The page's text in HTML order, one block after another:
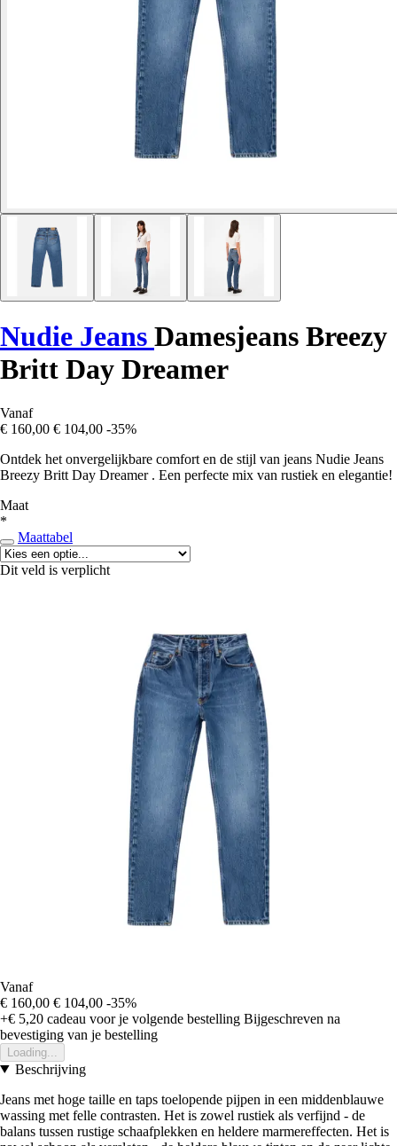
Nudie Jeans Damesjeans Breezy
Britt Day Dreamer
Vanaf
€ 160,00 € 104,00 -35%
Ontdek het onvergelijkbare comfort en de stijl van jeans Nudie Jeans
Breezy Britt Day Dreamer . Een perfecte mix van rustiek en elegantie!
Maat
*
Maattabel
Dit veld is verplicht
Vanaf
€ 160,00 € 104,00 -35%
+€ 5,20 cadeau voor je volgende bestelling Bijgeschreven na
bevestiging van je bestelling
Loading...
Beschrijving
Jeans met hoge taille en taps toelopende pijpen in een middenblauwe
wassing met felle contrasten. Het is zowel rustiek als verfijnd - de
balans tussen rustige schaafplekken en heldere marmereffecten. Het is